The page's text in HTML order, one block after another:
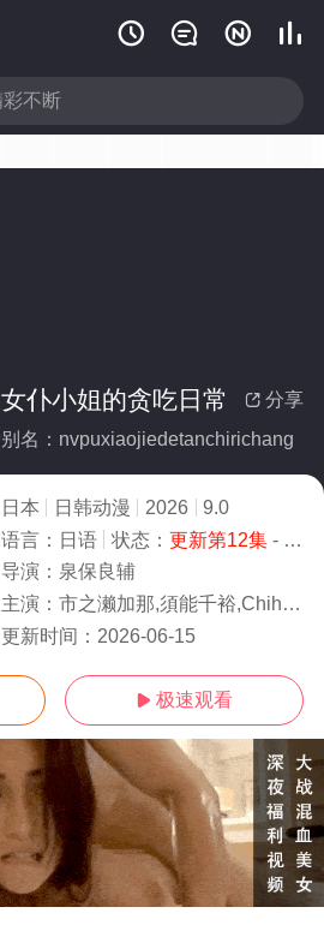
   
 分享
女仆小姐的贪吃日常
别名：nvpuxiaojiedetanchirichang
日本 日韩动漫 2026
9.0
语言： 日语 状态： 更新第12集- 免费在线观看
导演： 泉保良辅
主演： 市之濑加那,須能千裕,Chihiro,Sunou,河濑茉希,石上
更新时间： 2026-06-15
 极速观看